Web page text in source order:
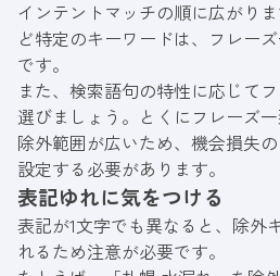
インテントマッチの順に広がり
ど特定のキーワードは、フレー
です。
また、検索語句の特性に応じて
選びましょう。とくにフレーズ
除外範囲が広いため、機会損失
設定する必要があります。
表記ゆれに気をつける
表記が1文字でも異なると、除外
れるため注意が必要です。